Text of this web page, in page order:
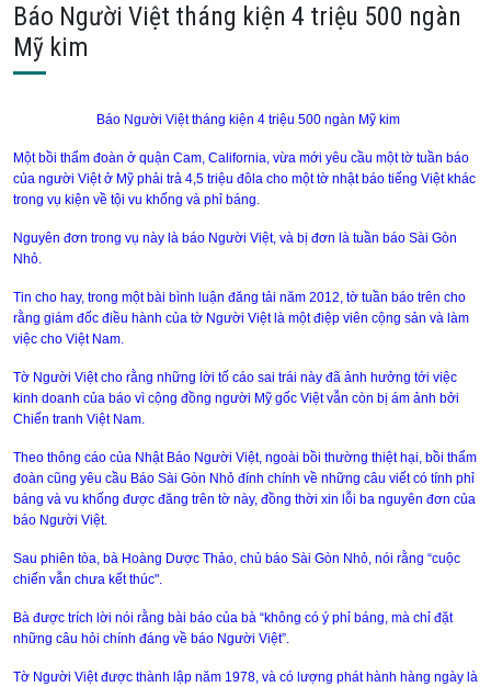
Báo Người Việt tháng kiện 4 triệu 500 ngàn
Mỹ kim
Báo Người Việt tháng kiện 4 triệu 500 ngàn Mỹ kim
Một bồi thẩm đoàn ở quận Cam, California, vừa mới yêu cầu một tờ tuần báo
của người Việt ở Mỹ phải trả 4,5 triệu đôla cho một tờ nhật báo tiếng Việt khác
trong vụ kiện về tội vu khống và phỉ báng.
Nguyên đơn trong vụ này là báo Người Việt, và bị đơn là tuần báo Sài Gòn
Nhỏ.
Tin cho hay, trong một bài bình luận đăng tải năm 2012, tờ tuần báo trên cho
rằng giám đốc điều hành của tờ Người Việt là một điệp viên cộng sản và làm
việc cho Việt Nam.
Tờ Người Việt cho rằng những lời tố cáo sai trái này đã ảnh hưởng tới việc
kinh doanh của báo vì cộng đồng người Mỹ gốc Việt vẫn còn bị ám ảnh bởi
Chiến tranh Việt Nam.
Theo thông cáo của Nhật Báo Người Việt, ngoài bồi thường thiệt hại, bồi thẩm
đoàn cũng yêu cầu Báo Sài Gòn Nhỏ đính chính về những câu viết có tính phỉ
báng và vu khống được đăng trên tờ này, đồng thời xin lỗi ba nguyên đơn của
báo Người Việt.
Sau phiên tòa, bà Hoàng Dược Thảo, chủ báo Sài Gòn Nhỏ, nói rằng “cuộc
chiến vẫn chưa kết thúc".
Bà được trích lời nói rằng bài báo của bà “không có ý phỉ báng, mà chỉ đặt
những câu hỏi chính đáng về báo Người Việt”.
Tờ Người Việt được thành lập năm 1978, và có lượng phát hành hàng ngày là